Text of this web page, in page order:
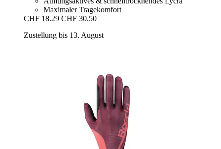
Maximaler Tragekomfort
CHF 18.29 CHF 30.50
Zustellung bis 13. August